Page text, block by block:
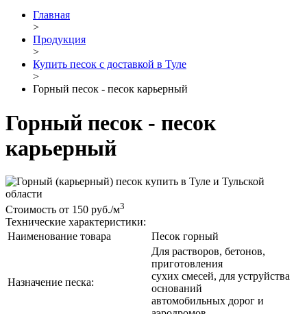
Главная
>
Продукция
>
Купить песок с доставкой в Туле
>
Горный песок - песок карьерный
Горный песок - песок
карьерный
Стоимость от 150 руб./м3
Технические характеристики:
Наименование товара
Песок горный
Назначение песка:
Для растворов, бетонов,
приготовления
сухих смесей, для уструйства
оснований
автомобильных дорог и